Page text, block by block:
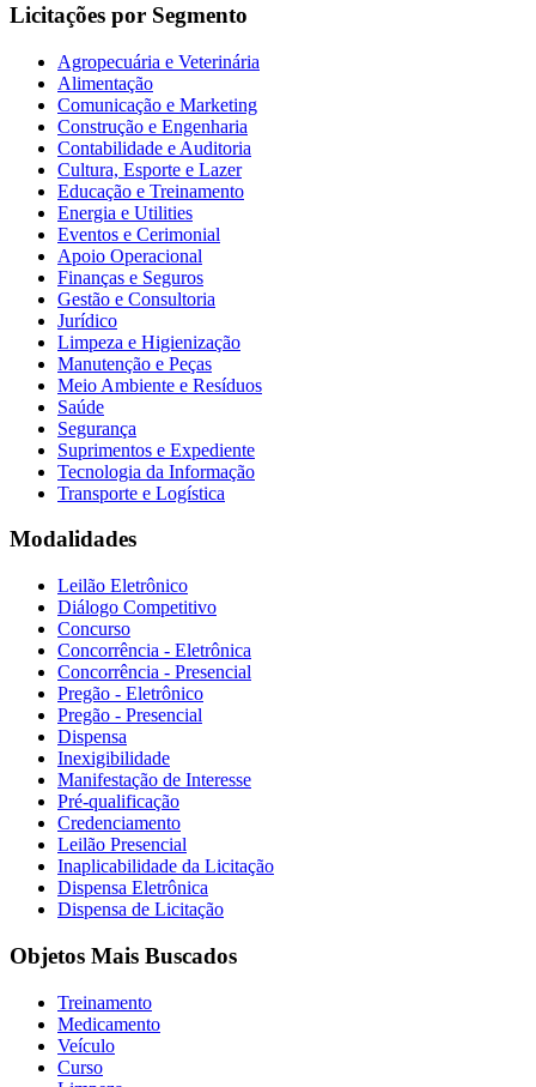
Licitações por Segmento
Agropecuária e Veterinária
Alimentação
Comunicação e Marketing
Construção e Engenharia
Contabilidade e Auditoria
Cultura, Esporte e Lazer
Educação e Treinamento
Energia e Utilities
Eventos e Cerimonial
Apoio Operacional
Finanças e Seguros
Gestão e Consultoria
Jurídico
Limpeza e Higienização
Manutenção e Peças
Meio Ambiente e Resíduos
Saúde
Segurança
Suprimentos e Expediente
Tecnologia da Informação
Transporte e Logística
Modalidades
Leilão Eletrônico
Diálogo Competitivo
Concurso
Concorrência - Eletrônica
Concorrência - Presencial
Pregão - Eletrônico
Pregão - Presencial
Dispensa
Inexigibilidade
Manifestação de Interesse
Pré-qualificação
Credenciamento
Leilão Presencial
Inaplicabilidade da Licitação
Dispensa Eletrônica
Dispensa de Licitação
Objetos Mais Buscados
Treinamento
Medicamento
Veículo
Curso